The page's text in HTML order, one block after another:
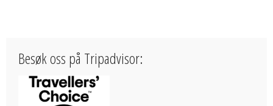
Besøk oss på Tripadvisor: